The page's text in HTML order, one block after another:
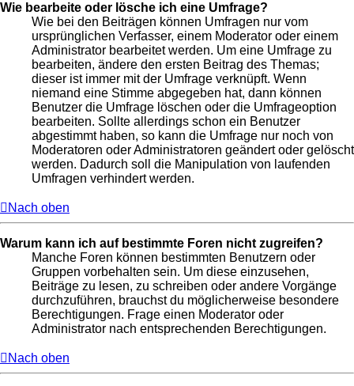
Wie bearbeite oder lösche ich eine Umfrage?
Wie bei den Beiträgen können Umfragen nur vom
ursprünglichen Verfasser, einem Moderator oder einem
Administrator bearbeitet werden. Um eine Umfrage zu
bearbeiten, ändere den ersten Beitrag des Themas;
dieser ist immer mit der Umfrage verknüpft. Wenn
niemand eine Stimme abgegeben hat, dann können
Benutzer die Umfrage löschen oder die Umfrageoption
bearbeiten. Sollte allerdings schon ein Benutzer
abgestimmt haben, so kann die Umfrage nur noch von
Moderatoren oder Administratoren geändert oder gelöscht
werden. Dadurch soll die Manipulation von laufenden
Umfragen verhindert werden.
Nach oben
Warum kann ich auf bestimmte Foren nicht zugreifen?
Manche Foren können bestimmten Benutzern oder
Gruppen vorbehalten sein. Um diese einzusehen,
Beiträge zu lesen, zu schreiben oder andere Vorgänge
durchzuführen, brauchst du möglicherweise besondere
Berechtigungen. Frage einen Moderator oder
Administrator nach entsprechenden Berechtigungen.
Nach oben